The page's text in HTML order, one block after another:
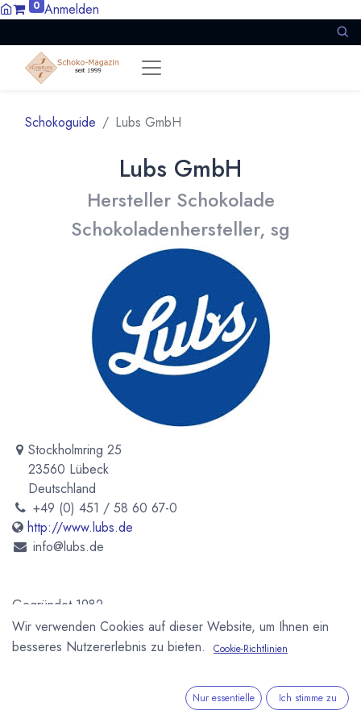
0 Anmelden
Schokoguide Lubs GmbH
Lubs GmbH
Hersteller Schokolade
Schokoladenhersteller, sg
Stockholmring 25
23560 Lübeck
Deutschland
+49 (0) 451 / 58 60 67-0
http://www.lubs.de
info@lubs.de
Gegründet 1982
Newsletter
Abonnieren
Wir verwenden Cookies auf dieser Website, um Ihnen ein
besseres Nutzererlebnis zu bieten.
Cookie-Richtlinien
Nur essentielle Ich stimme zu